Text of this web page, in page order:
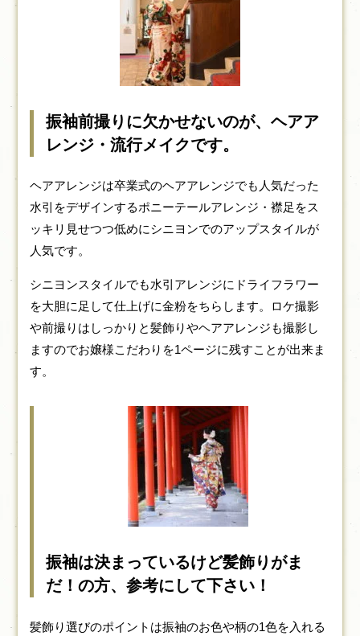
振袖前撮りに欠かせないのが、ヘアア
レンジ・流行メイクです。
ヘアアレンジは卒業式のヘアアレンジでも人気だった
水引をデザインするポニーテールアレンジ・襟足をス
ッキリ見せつつ低めにシニヨンでのアップスタイルが
人気です。
シニヨンスタイルでも水引アレンジにドライフラワー
を大胆に足して仕上げに金粉をちらします。ロケ撮影
や前撮りはしっかりと髪飾りやヘアアレンジも撮影し
ますのでお嬢様こだわりを1ページに残すことが出来ま
す。
振袖は決まっているけど髪飾りがま
だ！の方、参考にして下さい！
髪飾り選びのポイントは振袖のお色や柄の1色を入れる